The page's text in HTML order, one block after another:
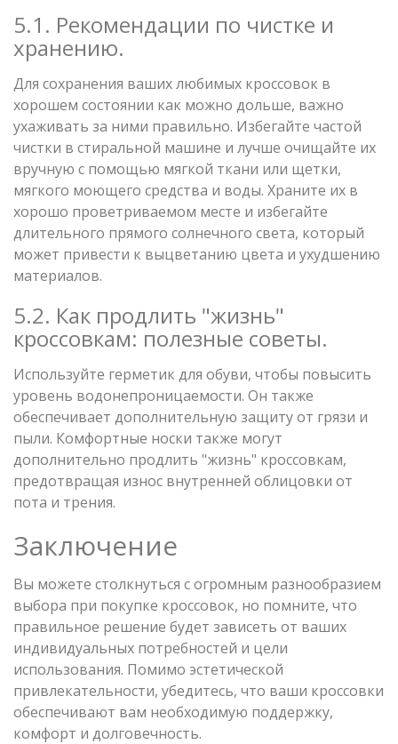
5.1. Рекомендации по чистке и
хранению.
Для сохранения ваших любимых кроссовок в
хорошем состоянии как можно дольше, важно
ухаживать за ними правильно. Избегайте частой
чистки в стиральной машине и лучше очищайте их
вручную с помощью мягкой ткани или щетки,
мягкого моющего средства и воды. Храните их в
хорошо проветриваемом месте и избегайте
длительного прямого солнечного света, который
может привести к выцветанию цвета и ухудшению
материалов.
5.2. Как продлить "жизнь"
кроссовкам: полезные советы.
Используйте герметик для обуви, чтобы повысить
уровень водонепроницаемости. Он также
обеспечивает дополнительную защиту от грязи и
пыли. Комфортные носки также могут
дополнительно продлить "жизнь" кроссовкам,
предотвращая износ внутренней облицовки от
пота и трения.
Заключение
Вы можете столкнуться с огромным разнообразием
выбора при покупке кроссовок, но помните, что
правильное решение будет зависеть от ваших
индивидуальных потребностей и цели
использования. Помимо эстетической
привлекательности, убедитесь, что ваши кроссовки
обеспечивают вам необходимую поддержку,
комфорт и долговечность.